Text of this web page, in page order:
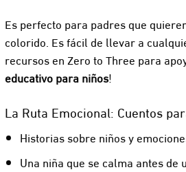
Es perfecto para padres que
colorido. Es fácil de llevar a
recursos en Zero to Three para
educativo para niños!
La Ruta Emocional: Cuentos
Historias sobre niños y
Una niña que se calma antes de